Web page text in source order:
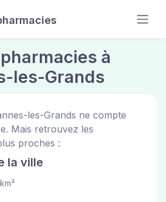
à
les-Grands
les-Grands ne compte
Mais retrouvez les
proches :
la ville